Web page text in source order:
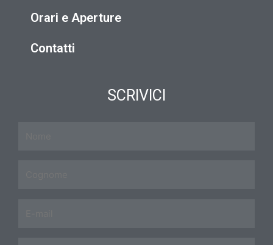
Orari e Aperture
Contatti
SCRIVICI